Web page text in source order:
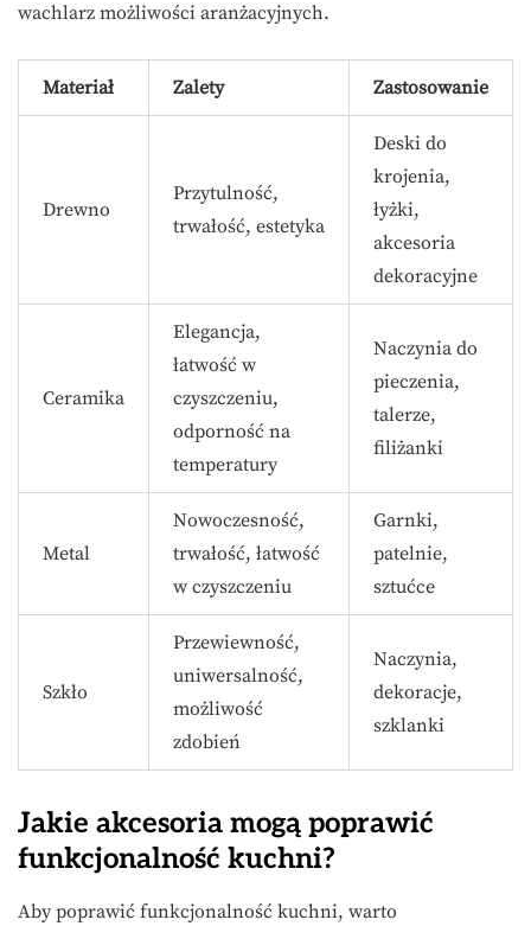
wachlarz możliwości aranżacyjnych.
Materiał Zalety Zastosowanie
Drewno
Przytulność,
trwałość, estetyka
Deski do
krojenia,
łyżki,
akcesoria
dekoracyjne
Ceramika
Elegancja,
łatwość w
czyszczeniu,
odporność na
temperatury
Naczynia do
pieczenia,
talerze,
filiżanki
Metal
Nowoczesność,
trwałość, łatwość
w czyszczeniu
Garnki,
patelnie,
sztućce
Szkło
Przewiewność,
uniwersalność,
możliwość
zdobień
Naczynia,
dekoracje,
szklanki
Jakie akcesoria mogą poprawić
funkcjonalność kuchni?
Aby poprawić funkcjonalność kuchni, warto